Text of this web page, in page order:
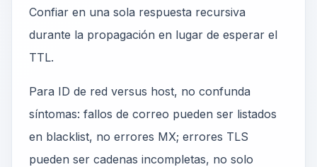
Confiar en una sola respuesta recursiva
durante la propagación en lugar de esperar el
TTL.
Para ID de red versus host, no confunda
síntomas: fallos de correo pueden ser listados
en blacklist, no errores MX; errores TLS
pueden ser cadenas incompletas, no solo